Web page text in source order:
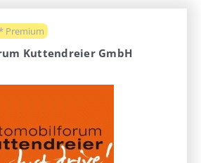
Premium
Kuttendreier GmbH